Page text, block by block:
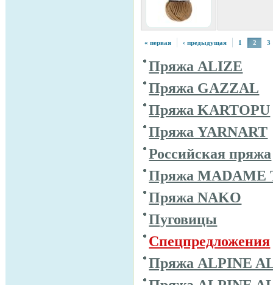
« первая ‹ предыдущая 1 2 3
Пряжа ALIZE
Пряжа GAZZAL
Пряжа KARTOPU
Пряжа YARNART
Российская пряжа
Пряжа MADAME
Пряжа NAKO
Пуговицы
Спецпредложения
Пряжа ALPINE